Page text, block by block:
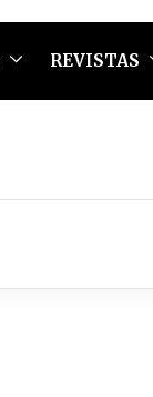
REVISTAS